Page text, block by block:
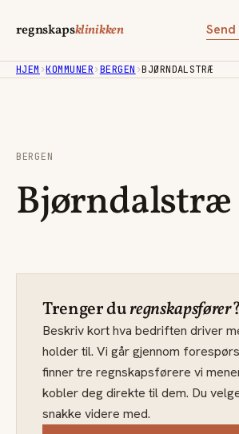
regnskapsklinikken
HJEM ›KOMMUNER›BERGEN ›BJØRNDALSTRÆ
BERGEN
Bjørndalstræ
Trenger duregnskapsfører?
Beskriv kort hva bedriften driver
holder til. Vi går gjennom
finner tre regnskapsførere vi
kobler deg direkte til dem. Du
snakke videre med.